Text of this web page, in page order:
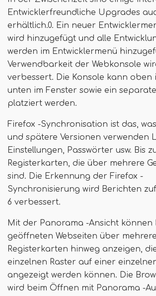
Entwicklerfreundliche Upgrades
erhältlich.0. Ein neuer
wird hinzugefügt und alle
werden im Entwicklermenü
Verwendbarkeit der Webkonsole
verbessert. Die Konsole kann oben
unten im Fenster sowie ein
platziert werden.
Firefox -Synchronisation ist das,
und spätere Versionen verwenden
Einstellungen, Passwörter usw. Bis
Registerkarten, die über mehrere
sind. Die Erkennung der Firefox -
Synchronisierung wird Berichten
6 verbessert.
Mit der Panorama -Ansicht können
geöffneten Webseiten über mehrere
Registerkarten hinweg anzeigen,
einzelnen Raster auf einer
angezeigt werden können. Die
wird beim Öffnen mit Panorama -